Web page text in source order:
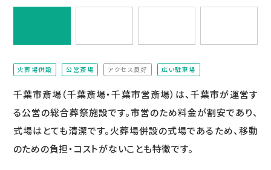
火葬場併設 公営斎場 アクセス良好
（非該当）
広い駐車場
千葉市斎場（千葉斎場・千葉市営斎場）は、千葉市が運営す
る公営の総合葬祭施設です。市営のため料金が割安であり、
式場はとても清潔です。火葬場併設の式場であるため、移動
のための負担・コストがないことも特徴です。